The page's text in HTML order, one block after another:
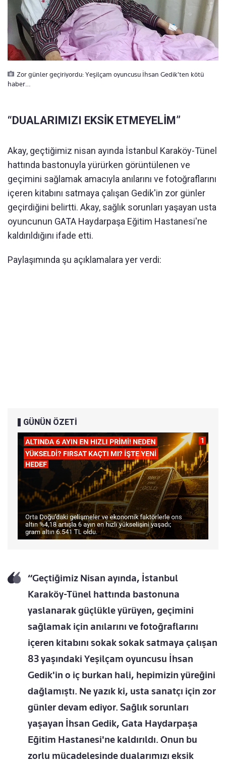
Zor günler geçiriyordu: Yeşilçam oyuncusu İhsan Gedik'ten kötü
haber…
“DUALARIMIZI EKSİK ETMEYELİM”
Akay, geçtiğimiz nisan ayında İstanbul Karaköy-Tünel
hattında bastonuyla yürürken görüntülenen ve
geçimini sağlamak amacıyla anılarını ve fotoğraflarını
içeren kitabını satmaya çalışan Gedik'in zor günler
geçirdiğini belirtti. Akay, sağlık sorunları yaşayan usta
oyuncunun GATA Haydarpaşa Eğitim Hastanesi'ne
kaldırıldığını ifade etti.
Paylaşımında şu açıklamalara yer verdi:
GÜNÜN ÖZETİ
“Geçtiğimiz Nisan ayında, İstanbul
Karaköy-Tünel hattında bastonuna
yaslanarak güçlükle yürüyen, geçimini
sağlamak için anılarını ve fotoğraflarını
içeren kitabını sokak sokak satmaya çalışan
83 yaşındaki Yeşilçam oyuncusu İhsan
Gedik'in o iç burkan hali, hepimizin yüreğini
dağlamıştı. Ne yazık ki, usta sanatçı için zor
günler devam ediyor. Sağlık sorunları
yaşayan İhsan Gedik, Gata Haydarpaşa
Eğitim Hastanesi'ne kaldırıldı. Onun bu
zorlu mücadelesinde dualarımızı eksik